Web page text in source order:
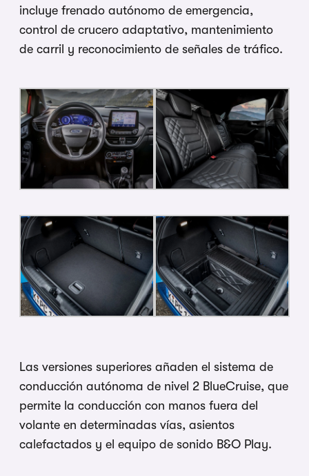
incluye frenado autónomo de emergencia,
control de crucero adaptativo, mantenimiento
de carril y reconocimiento de señales de tráfico.
Las versiones superiores añaden el sistema de
conducción autónoma de nivel 2 BlueCruise, que
permite la conducción con manos fuera del
volante en determinadas vías, asientos
calefactados y el equipo de sonido B&O Play.